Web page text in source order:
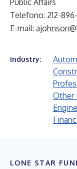
Public Affairs
Telefono: 212-
E-mail:
Industry:
Other
LONE STAR